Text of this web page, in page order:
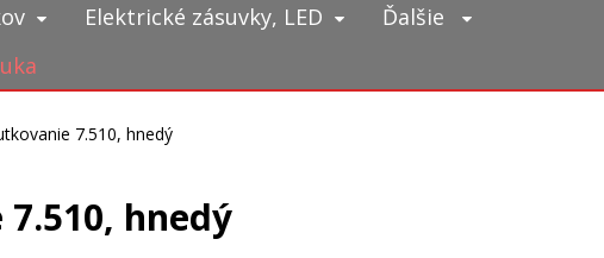
Elektrické zásuvky, LED
Ďalšie
7.510, hnedý
hnedý